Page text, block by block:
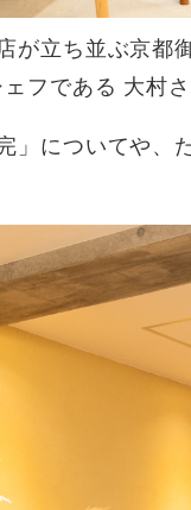
が立ち並ぶ京都
フである 大村
」についてや